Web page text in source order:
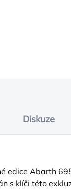
Diskuze
edice Abarth
s klíči této